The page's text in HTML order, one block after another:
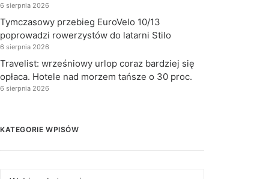
6 sierpnia 2026
Tymczasowy przebieg EuroVelo 10/13
poprowadzi rowerzystów do latarni Stilo
6 sierpnia 2026
Travelist: wrześniowy urlop coraz bardziej się
opłaca. Hotele nad morzem tańsze o 30 proc.
6 sierpnia 2026
KATEGORIE WPISÓW
Kategorie